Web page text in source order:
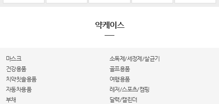
약케이스
마스크
소독제/세정제/살균기
건강용품
골프용품
치약칫솔용품
여행용품
자동차용품
레저/스포츠/캠핑
부채
달력/캘린더